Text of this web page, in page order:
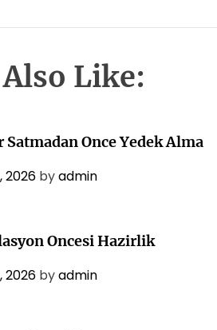
Like:
Once Yedek Alma
2026 byadmin
Oncesi Hazirlik
2026 byadmin